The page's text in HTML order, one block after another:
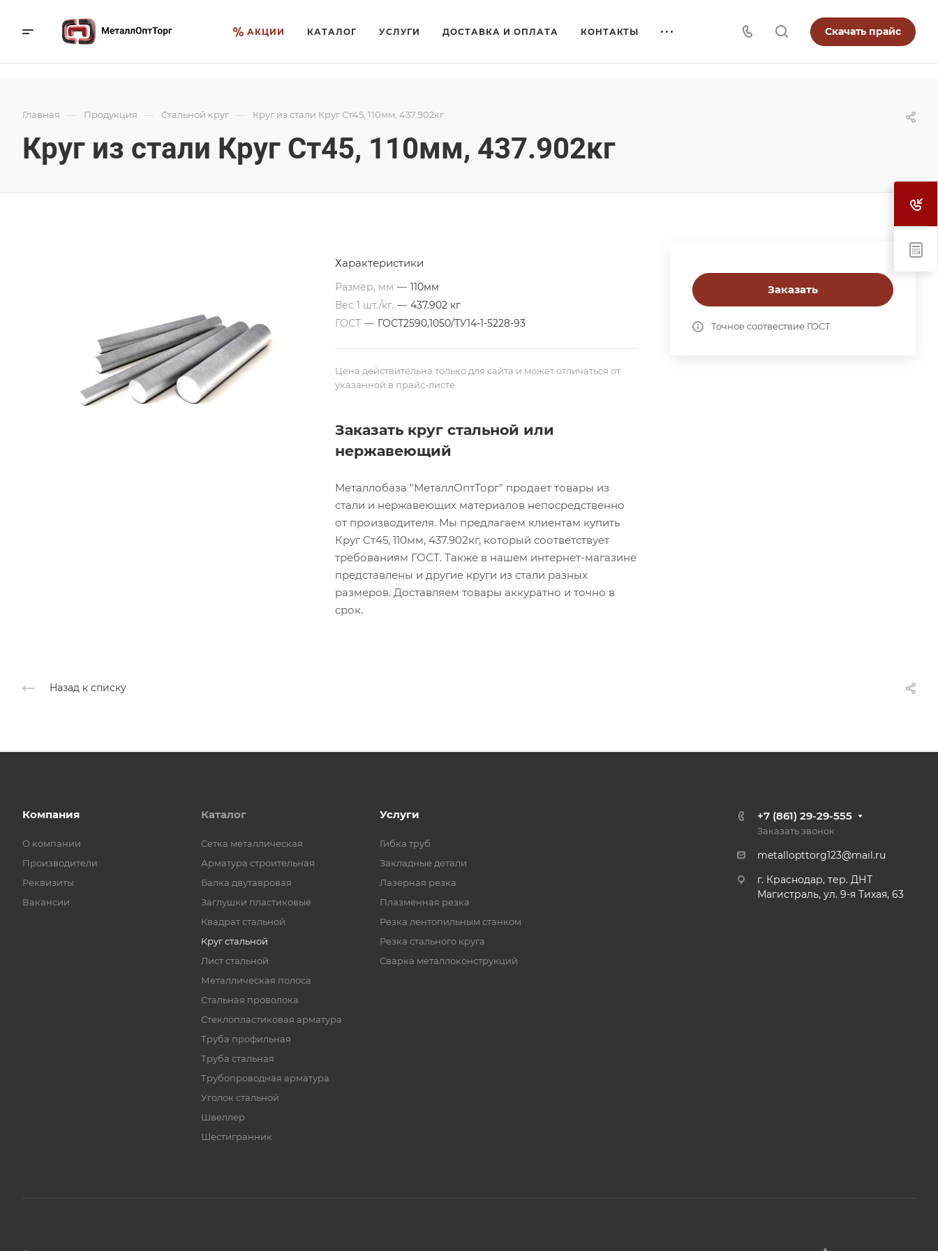
АКЦИИ КАТАЛОГ УСЛУГИ ДОСТАВКА И ОПЛАТА КОНТАКТЫ Скачать прайс
Главная — Продукция — Стальной круг — Круг из стали Круг Ст45, 110мм, 437.902кг
Круг из стали Круг Ст45, 110мм, 437.902кг
Заказать
Точное соотвествие ГОСТ.
Характеристики
Размер, мм — 110мм
Вес 1 шт./кг. — 437.902 кг
ГОСТ — ГОСТ2590,1050/ТУ14-1-5228-93
Цена действительна только для сайта и может отличаться от
указанной в прайс-листе
Заказать круг стальной или
нержавеющий
Металлобаза "МеталлОптТорг" продает товары из
стали и нержавеющих материалов непосредственно
от производителя. Мы предлагаем клиентам купить
Круг Ст45, 110мм, 437.902кг, который соответствует
требованиям ГОСТ. Также в нашем интернет-магазине
представлены и другие круги из стали разных
размеров. Доставляем товары аккуратно и точно в
срок.
Назад к списку
Компания
О компании
Производители
Реквизиты
Вакансии
Каталог
Cетка металлическая
Арматура строительная
Балка двутавровая
Заглушки пластиковые
Квадрат стальной
Круг стальной
Лист стальной
Металлическая полоса
Стальная проволока
Стеклопластиковая арматура
Труба профильная
Труба стальная
Трубопроводная арматура
Уголок стальной
Швеллер
Шестигранник
Услуги
Гибка труб
Закладные детали
Лазерная резка
Плазменная резка
Резка лентопильным станком
Резка стального круга
Сварка металлоконструкций
+7 (861) 29-29-555
Заказать звонок
metallopttorg123@mail.ru
г. Краснодар, тер. ДНТ
Магистраль, ул. 9-я Тихая, 63